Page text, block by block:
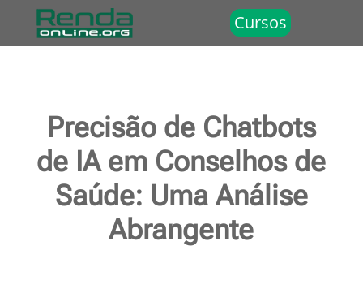
Cursos
Precisão de Chatbots
de IA em Conselhos de
Saúde: Uma Análise
Abrangente